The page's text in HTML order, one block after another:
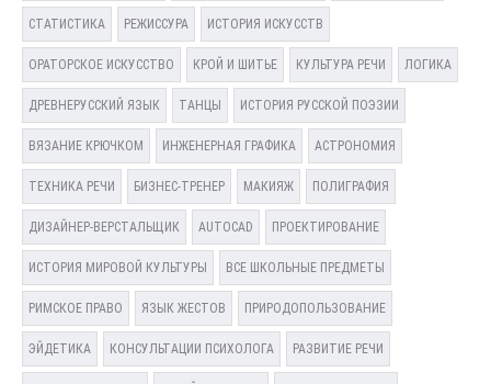
СТАТИСТИКА РЕЖИССУРА ИСТОРИЯ ИСКУССТВ
ОРАТОРСКОЕ ИСКУССТВО КРОЙ И ШИТЬЕ КУЛЬТУРА РЕЧИ ЛОГИКА
ДРЕВНЕРУССКИЙ ЯЗЫК ТАНЦЫ ИСТОРИЯ РУССКОЙ ПОЭЗИИ
ВЯЗАНИЕ КРЮЧКОМ ИНЖЕНЕРНАЯ ГРАФИКА АСТРОНОМИЯ
ТЕХНИКА РЕЧИ БИЗНЕС-ТРЕНЕР МАКИЯЖ ПОЛИГРАФИЯ
ДИЗАЙНЕР-ВЕРСТАЛЬЩИК AUTOCAD ПРОЕКТИРОВАНИЕ
ИСТОРИЯ МИРОВОЙ КУЛЬТУРЫ ВСЕ ШКОЛЬНЫЕ ПРЕДМЕТЫ
РИМСКОЕ ПРАВО ЯЗЫК ЖЕСТОВ ПРИРОДОПОЛЬЗОВАНИЕ
ЭЙДЕТИКА КОНСУЛЬТАЦИИ ПСИХОЛОГА РАЗВИТИЕ РЕЧИ